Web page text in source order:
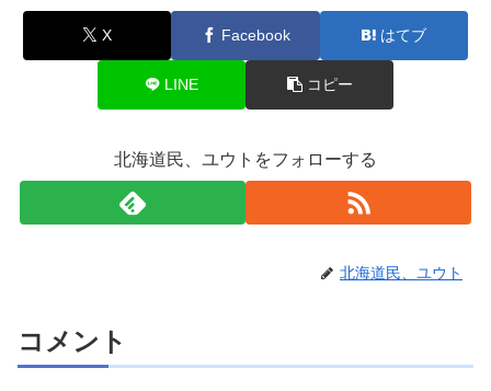
X Facebook はてブ
LINE コピー
北海道民、ユウトをフォローする
北海道民、ユウト
コメント